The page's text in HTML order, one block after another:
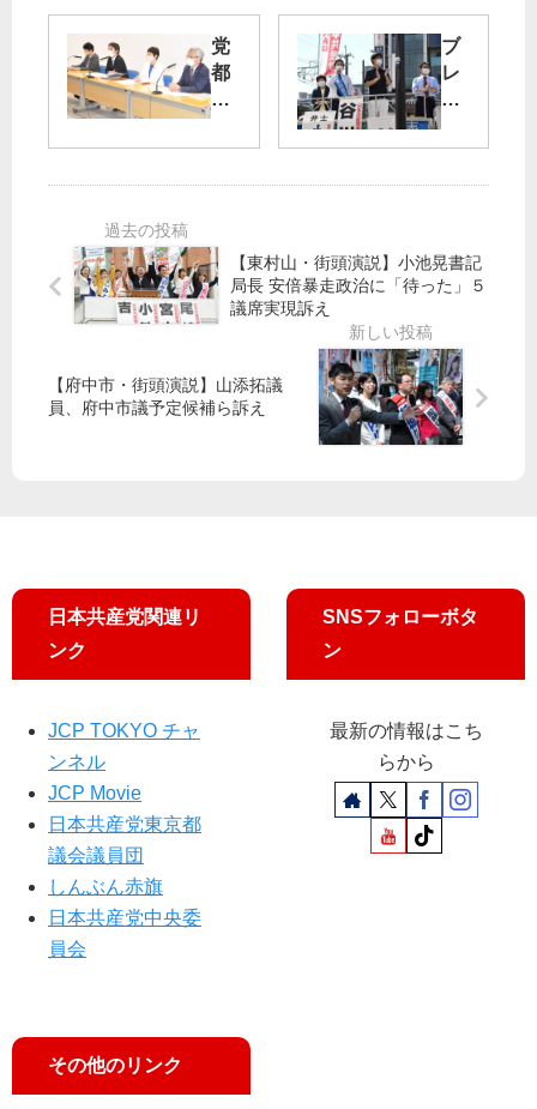
な
空
取
す
川
友
一
補
必
】
山
添
拓
議
黒
検
事
処
分
経
過
明
房
え
れ
ず
党
都
議
が
み
替
ブ
レ
な
い
党
こ
そ
東
区
で
谷
京
例
定
補
が
【東村山・街頭演説】小池晃書記
局長 安倍暴走政治に「待った」５
議席実現訴え
【府中市・街頭演説】山添拓議
員、府中市議予定候補ら訴え
日本共産党関連リ
ンク
JCP TOKYO チャ
ンネル
JCP Movie
日本共産党東京都
議会議員団
しんぶん赤旗
日本共産党中央委
員会
その他のリンク
SNSフォローボタ
ン
最新の情報はこち
らから